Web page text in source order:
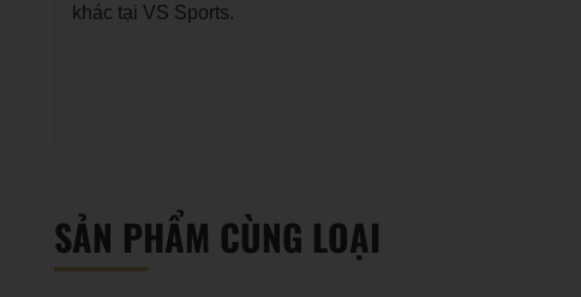
khác tại VS Sports.
SẢN PHẨM CÙNG LOẠI